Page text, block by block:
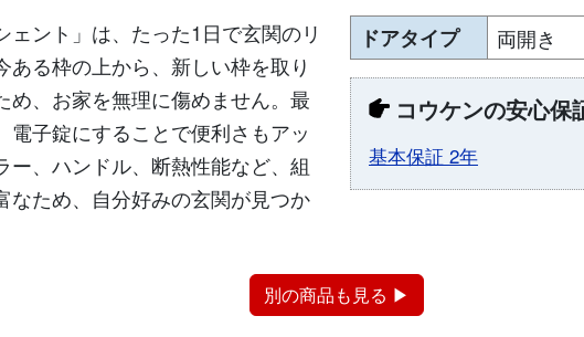
ェント」は、たった1日で玄関のリ
ある枠の上から、新しい枠を取り
め、お家を無理に傷めません。最
電子錠にすることで便利さもアッ
ー、ハンドル、断熱性能など、組
なため、自分好みの玄関が見つか
ドアタイプ 両開き
コウケンの安心保
基本保証 2年
別の商品も見る ▶